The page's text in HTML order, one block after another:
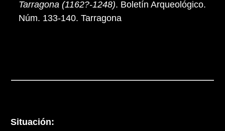
Tarragona (1162?-1248). Boletín Arqueológico.
Núm. 133-140. Tarragona
Situación: